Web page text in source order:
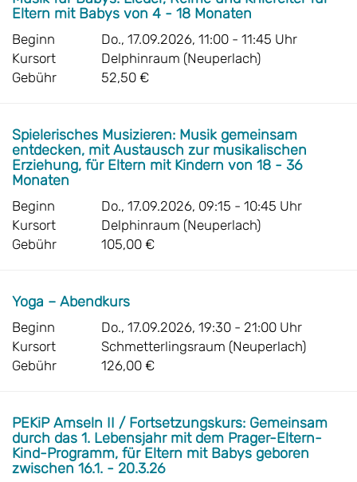
Eltern mit Babys von 4 - 18 Monaten
Beginn
Do., 17.09.2026, 11:00 - 11:45 Uhr
Kursort
Delphinraum (Neuperlach)
Gebühr
52,50 €
Spielerisches Musizieren: Musik gemeinsam
entdecken, mit Austausch zur musikalischen
Erziehung, für Eltern mit Kindern von 18 - 36
Monaten
Beginn
Do., 17.09.2026, 09:15 - 10:45 Uhr
Kursort
Delphinraum (Neuperlach)
Gebühr
105,00 €
Yoga – Abendkurs
Beginn
Do., 17.09.2026, 19:30 - 21:00 Uhr
Kursort
Schmetterlingsraum (Neuperlach)
Gebühr
126,00 €
PEKiP Amseln II / Fortsetzungskurs: Gemeinsam
durch das 1. Lebensjahr mit dem Prager-Eltern-
Kind-Programm, für Eltern mit Babys geboren
zwischen 16.1. - 20.3.26